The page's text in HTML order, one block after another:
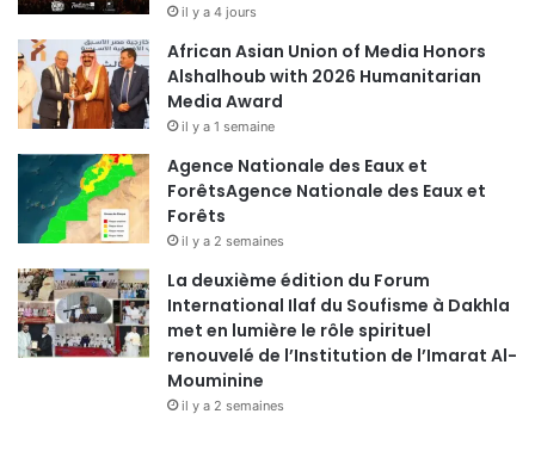
il y a 4 jours
African Asian Union of Media Honors
Alshalhoub with 2026 Humanitarian
Media Award
il y a 1 semaine
Agence Nationale des Eaux et
ForêtsAgence Nationale des Eaux et
Forêts
il y a 2 semaines
La deuxième édition du Forum
International Ilaf du Soufisme à Dakhla
met en lumière le rôle spirituel
renouvelé de l’Institution de l’Imarat Al-
Mouminine
il y a 2 semaines